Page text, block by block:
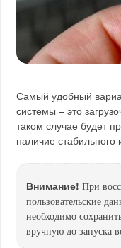
Самый удобный
системы – это
таком случае будет
наличие стабильного
Внимание! При
пользовательские
необходимо
вручную до запуска